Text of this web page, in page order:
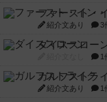
ファースト・
紹介文あり 3
ダイススロー
1
ガルフストラ
紹介文あり 1